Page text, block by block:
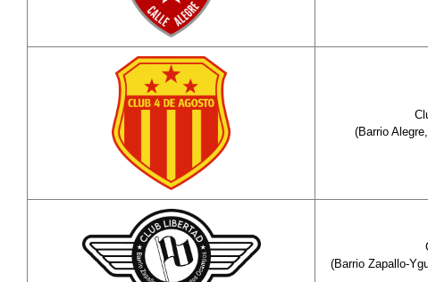
(Barrio Alegre,
(Barrio Zapallo-